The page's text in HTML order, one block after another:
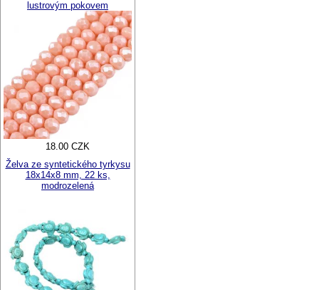
lustrovým pokovem
18.00 CZK
Želva ze syntetického tyrkysu
18x14x8 mm, 22 ks,
modrozelená